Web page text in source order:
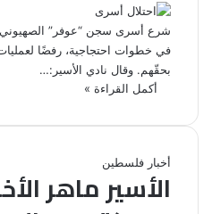
في خطوات احتجاجية، رفضًا
بحقّهم. وقال نادي الأسير:…
أكمل القراءة »
أخبار فلسطين
الأسير ماهر